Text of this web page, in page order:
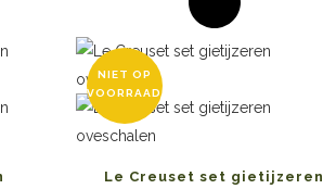
NIET OP
VOORRAAD
Le Creuset set gietijzeren